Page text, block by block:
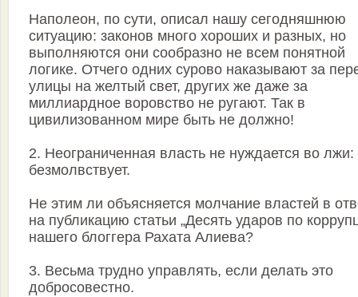
Наполеон, по сути, описал нашу сегодняшнюю
ситуацию: законов много хороших и разных, но
выполняются они сообразно не всем понятной
логике. Отчего одних сурово наказывают за
улицы на желтый свет, других же даже за
миллиардное воровство не ругают. Так в
цивилизованном мире быть не должно!
2. Неограниченная власть не нуждается во лжи:
безмолвствует.
Не этим ли объясняется молчание властей в
на публикацию статьи „Десять ударов по
нашего блоггера Рахата Алиева?
3. Весьма трудно управлять, если делать это
добросовестно.